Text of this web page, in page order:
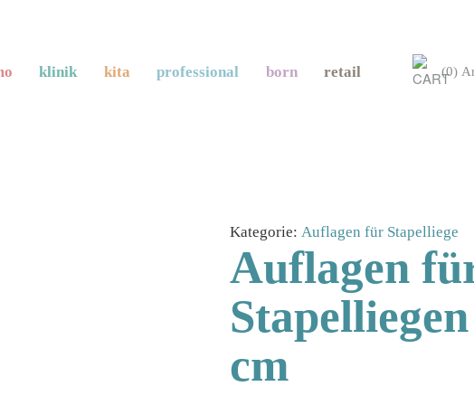
klinik kita professional born retail (0)
Kategorie: Auflagen für Stapelliege
Auflagen
cm